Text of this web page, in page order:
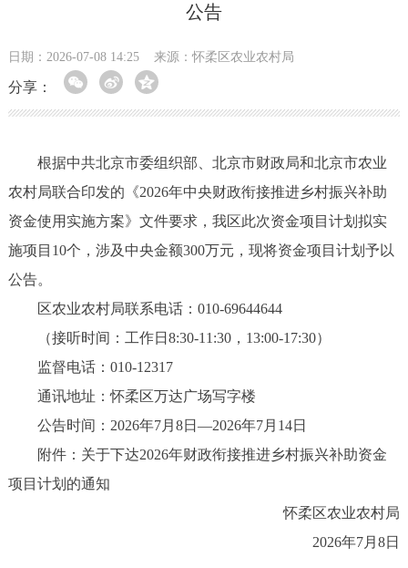
公告
日期：2026-07-08 14:25 来源：怀柔区农业农村局
分享：
根据中共北京市委组织部、北京市财政局和北京市农业
农村局联合印发的《2026年中央财政衔接推进乡村振兴补助
资金使用实施方案》文件要求，我区此次资金项目计划拟实
施项目10个，涉及中央金额300万元，现将资金项目计划予以
公告。
区农业农村局联系电话：010-69644644
（接听时间：工作日8:30-11:30，13:00-17:30）
监督电话：010-12317
通讯地址：怀柔区万达广场写字楼
公告时间：2026年7月8日—2026年7月14日
附件：关于下达2026年财政衔接推进乡村振兴补助资金
项目计划的通知
怀柔区农业农村局
2026年7月8日